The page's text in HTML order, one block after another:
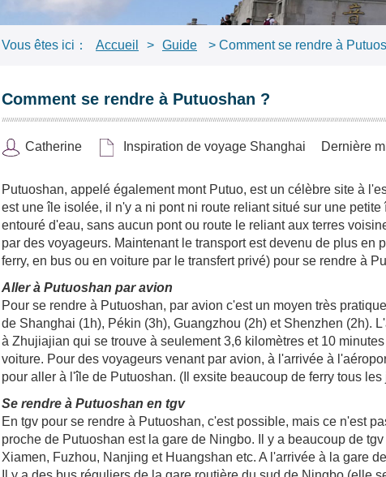
Vous êtes ici： Accueil > Guide > Comment se rendre à
Comment se rendre à Putuoshan ?
Catherine Inspiration de voyage Shanghai Dernière
Putuoshan, appelé également mont Putuo, est un célèbre site à
est une île isolée, il n'y a ni pont ni route reliant situé sur une
entouré d'eau, sans aucun pont ou route le reliant aux terres
par des voyageurs. Maintenant le transport est devenu de plus
ferry, en bus ou en voiture par le transfert privé) pour se rendre à
Aller à Putuoshan par avion
Pour se rendre à Putuoshan, par avion c'est un moyen très
de Shanghai (1h), Pékin (3h), Guangzhou (2h) et Shenzhen (2h).
à Zhujiajian qui se trouve à seulement 3,6 kilomètres et 10
voiture. Pour des voyageurs venant par avion, à l'arrivée à
pour aller à l'île de Putuoshan. (Il exsite beaucoup de ferry tous
Se rendre à Putuoshan en tgv
En tgv pour se rendre à Putuoshan, c'est possible, mais ce n'est
proche de Putuoshan est la gare de Ningbo. Il y a beaucoup de
Xiamen, Fuzhou, Nanjing et Huangshan etc. A l'arrivée à la gare